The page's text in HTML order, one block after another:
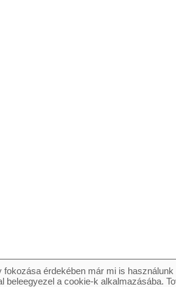
fokozása érdekében már mi is
beleegyezel a cookie-k alkalmazásába.